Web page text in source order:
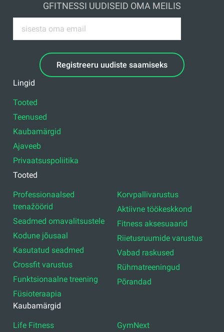
GFITNESSI UUDISEID OMA MEILIS
Registreeru uudiste saamiseks
Lingid
Tooted
Teenused
Kaubamärgid
Ajaveeb
Privaatsuspoliitika
Tooted
Professionaalsed
trenažöörid
Seadmed omavalitsustele
Kodune jõusaal
Kasutatud seadmed
Crossfit varustus
Funktsionaalne treening
Füsioteraapia
Korvpallivarustus
Aktiivne töökeskkond
Fitness aksesuaarid
Riietusruumide varustus
Vabad raskused
Rühmatreeningud
Põrandad
Kaubamärgid
Life Fitness
GymNext